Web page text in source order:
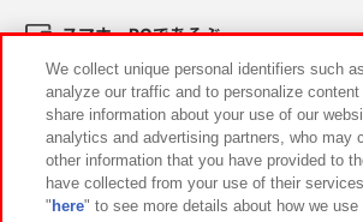
スマホ・PCであそぶ
イベント・キャンペーン
We collect unique personal identifiers such
analyze our traffic and to personalize
share information about your use of our
analytics and advertising partners, who may
other information that you have provided to
have collected from your use of their
" here" to see more details about how we use